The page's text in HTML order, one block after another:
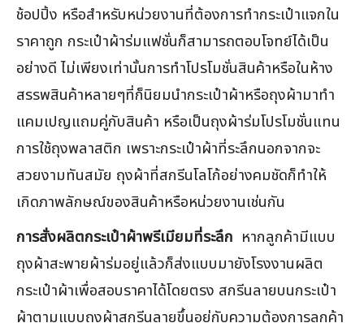
ช้อปปิ้ง หรือสำหรับหน่วยงานที่ต้องการทำกระเป๋าแจกใน
ราคาถูก กระเป๋าผ้าร่มแฟชั่นก็สามารถตอบโจทย์ได้เป็น
อย่างดี ไม่เพียงเท่านั้นการทำโปรโมชั่นสินค้าหรือในห้าง
สรรพสินค้าหลายๆที่ก็นิยมนำกระเป๋าผ้าหรือถุงผ้ามาทำ
แคมเปญแถมคู่กับสินค้า หรือเป็นถุงผ้าร่มโปรโมชั่นแทน
การใช้ถุงพลาสติก เพราะกระเป๋าผ้าที่ระลึกนอกจากจะ
สวยงามทันสมัย ถุงผ้าที่สกรีนโลโก้อย่างคมชัดก็ทำให้
เกิดภาพลักษณ์ของสินค้าหรือหน่วยงานเช่นกัน
การสั่งผลิตกระเป๋าผ้าพรีเมียมที่ระลึก หากลูกค้ามีแบบ
ถุงผ้าสะพายผ้าร่มอยู่แล้วก็ส่งแบบมายังโรงงานผลิต
กระเป๋าผ้าเพื่อสอบราคาได้โดยตรง สกรีนลายบนกระเป๋า
ผ้าตามแบบถุงผ้าสกรีนลายขึ้นอยู่กับความต้องการลูกค้า